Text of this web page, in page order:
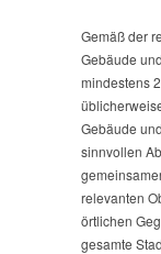
Gemäß der
Gebäude
mindestens
Gebäude
sinnvollen
relevanten
örtlichen
gesamte